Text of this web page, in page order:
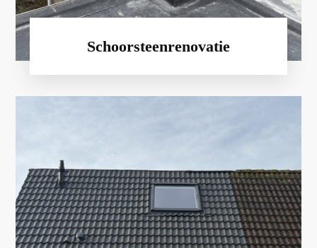
Schoorsteenrenovatie